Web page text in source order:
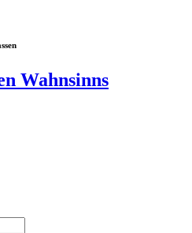
Wahnsinns